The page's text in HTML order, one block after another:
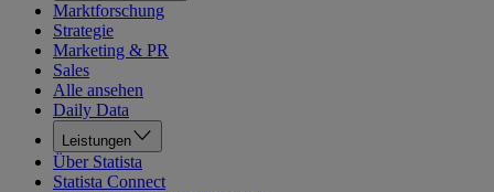
Marktforschung
Strategie
Marketing & PR
Sales
Alle ansehen
Daily Data
Leistungen
Über Statista
Statista Connect